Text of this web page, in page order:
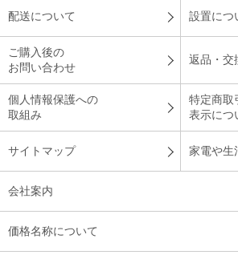
配送について 設置につ
ご購入後の
お問い合わせ
返品・交
個人情報保護への
取組み
特定商取
表示につ
サイトマップ 家電や生
会社案内
価格名称について